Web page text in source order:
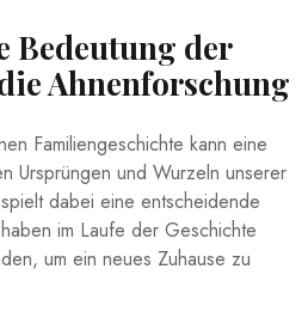
Bedeutung der
Ahnenforschung
Familiengeschichte kann eine
Ursprüngen und Wurzeln ‌unserer
dabei ‍eine entscheidende
im Laufe ⁣der Geschichte
um ein ⁤neues Zuhause zu